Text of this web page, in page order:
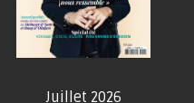
Juillet 2026